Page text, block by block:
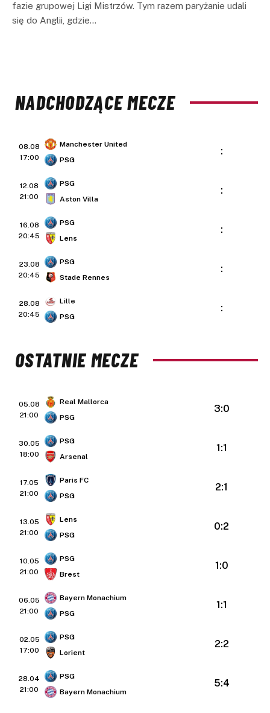
fazie grupowej Ligi Mistrzów. Tym razem paryżanie udali
się do Anglii, gdzie…
NADCHODZĄCE MECZE
08.08
17:00
Manchester United
PSG
:
12.08
21:00
PSG
Aston Villa
:
16.08
20:45
PSG
Lens
:
23.08
20:45
PSG
Stade Rennes
:
28.08
20:45
Lille
PSG
:
OSTATNIE MECZE
05.08
21:00
Real Mallorca
PSG
3:0
30.05
18:00
PSG
Arsenal
1:1
17.05
21:00
Paris FC
PSG
2:1
13.05
21:00
Lens
PSG
0:2
10.05
21:00
PSG
Brest
1:0
06.05
21:00
Bayern Monachium
PSG
1:1
02.05
17:00
PSG
Lorient
2:2
28.04
21:00
PSG
Bayern Monachium
5:4